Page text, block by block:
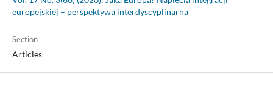
europejskiej – perspektywa interdyscyplinarna
Section
Articles